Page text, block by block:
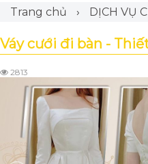
Trang chủ › DỊCH VỤ
Váy cưới đi bàn -
2813